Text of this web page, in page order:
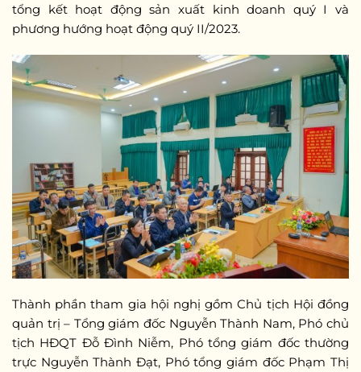
tổng kết hoạt động sản xuất kinh doanh quý I và
phương hướng hoạt động quý II/2023.
Thành phần tham gia hội nghị gồm Chủ tịch Hội đồng
quản trị – Tổng giám đốc Nguyễn Thành Nam, Phó chủ
tịch HĐQT Đỗ Đình Niễm, Phó tổng giám đốc thường
trực Nguyễn Thành Đạt, Phó tổng giám đốc Phạm Thị